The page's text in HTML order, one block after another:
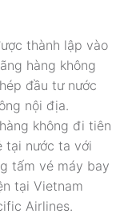
thành lập vào
hàng không
đầu tư nước
nội địa.
không đi tiên
tại nước ta với
tấm vé máy bay
tại Vietnam
Airlines.